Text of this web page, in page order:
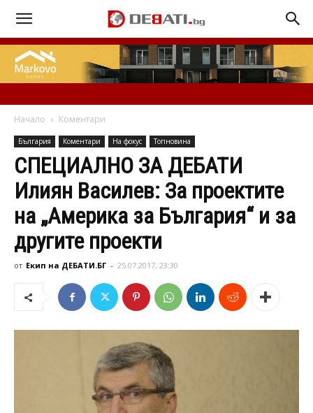
Начало Коментари
България Коментари На фокус Топновина
СПЕЦИАЛНО ЗА ДЕБАТИ
Илиян Василев: За проектите
на „Америка за България“ и за
другите проекти
от Екип на ДЕБАТИ.БГ - 25.07.2017, 23:30